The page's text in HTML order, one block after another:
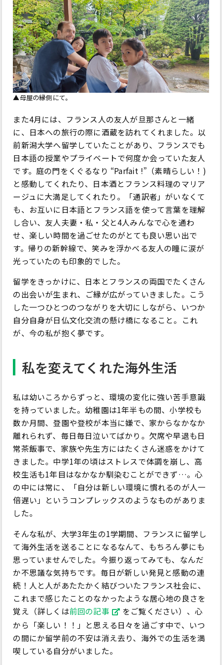
▲母屋の縁側にて。
また4月には、フランス人の友人が旦那さんと一緒
に、日本への旅行の際に酒蔵を訪れてくれました。以
前新潟大学へ留学していたことがあり、フランスでも
日本語の授業やプライベートで何度か会っていた友人
です。庭の門をくぐるなり “Parfait !”（素晴らしい！)
と感動してくれたり、日本酒とフランス料理のマリア
ージュに大満足してくれたり。「通訳者」がいなくて
も、お互いに日本語とフランス語を使って言葉を理解
し合い、友人夫妻・私・父と4人みんなで心を通わ
せ、楽しい時間を過ごせたのがとても良い思い出で
す。帰りの新幹線で、笑みを浮かべる友人の瞳に涙が
光っていたのも印象的でした。
留学をきっかけに、日本とフランスの両国でたくさん
の出会いが生まれ、ご縁が広がっていきました。こう
した一つひとつのつながりを大切にしながら、いつか
自分自身が日仏文化交流の懸け橋になること。これ
が、今の私が抱く夢です。
私を変えてくれた海外生活
私は幼いころからずっと、環境の変化に強い苦手意識
を持っていました。幼稚園は1年半もの間、小学校も
数か月間、登園や登校が本当に嫌で、家からなかなか
離れられず、毎日毎日泣いてばかり。欠席や早退も日
常茶飯事で、家族や先生方にはたくさん迷惑をかけて
きました。中学1年の頃はストレスで体調を崩し、高
校生活も1年目はなかなか馴染むことができず…。心
の中には常に、「自分は新しい環境に慣れるのが人一
倍遅い」というコンプレックスのようなものがありま
した。
そんな私が、大学3年生の1学期間、フランスに留学し
て海外生活を送ることになるなんて、もちろん夢にも
思っていませんでした。今振り返ってみても、なんだ
か不思議な気持ちです。毎日が新しい発見と感動の連
続！人と人があたたかく結びついたフランス社会に、
これまで感じたことのなかったような居心地の良さを
覚え（詳しくは前回の記事
をご覧ください）、心
から「楽しい！！」と思える日々を過ごす中で、いつ
の間にか留学前の不安は消え去り、海外での生活を満
喫している自分がいました。